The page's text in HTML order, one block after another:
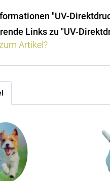
"UV-
Links zu "UV-
Artikel?